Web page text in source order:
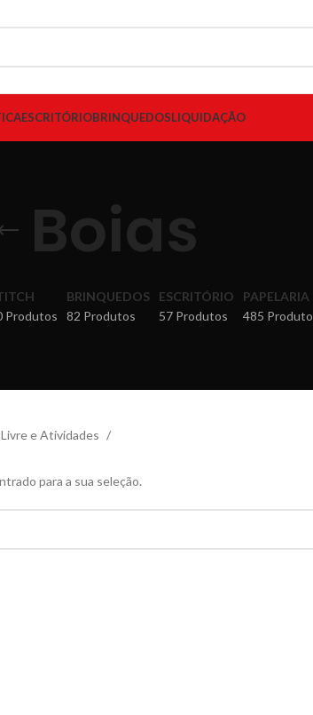
ESCRITÓRIOBRINQUEDOSLIQUIDAÇÃO
Boias
Produtos
BRINQUEDOS
82 Produtos
ESCRITÓRIO
57 Produtos
PAPELARIA
485
e Atividades
para a sua seleção.